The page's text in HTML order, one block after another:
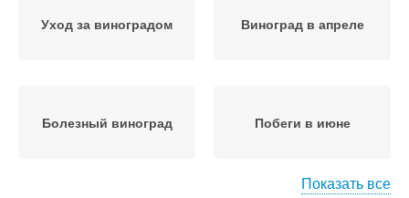
Уход за виноградом Виноград в апреле
Болезный виноград Побеги в июне
Показать все